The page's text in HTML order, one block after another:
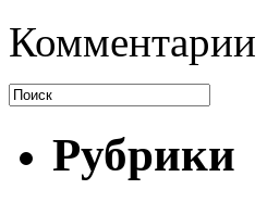
Комментарии
Рубрики